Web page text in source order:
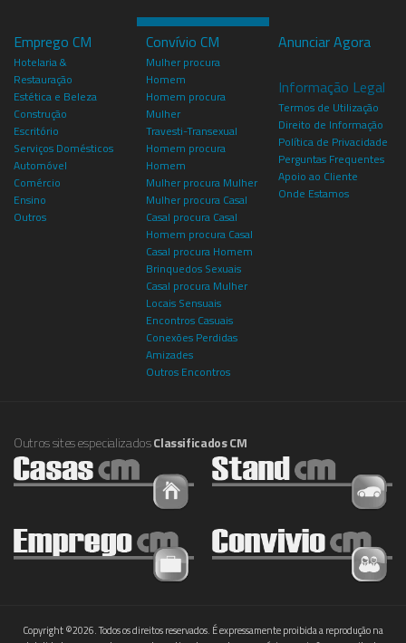
Emprego CM
Hotelaria &
Restauração
Estética e Beleza
Construção
Escritório
Serviços Domésticos
Automóvel
Comércio
Ensino
Outros
Convívio CM
Mulher procura
Homem
Homem procura
Mulher
Travesti-Transexual
Homem procura
Homem
Mulher procura Mulher
Mulher procura Casal
Casal procura Casal
Homem procura Casal
Casal procura Homem
Brinquedos Sexuais
Casal procura Mulher
Locais Sensuais
Encontros Casuais
Conexões Perdidas
Amizades
Outros Encontros
Anunciar Agora
Informação Legal
Termos de Utilização
Direito de Informação
Política de Privacidade
Perguntas Frequentes
Apoio ao Cliente
Onde Estamos
Outros sites especializadosClassificados CM
Copyright ©2026. Todos os direitos reservados. É expressamente proibida a reprodução na